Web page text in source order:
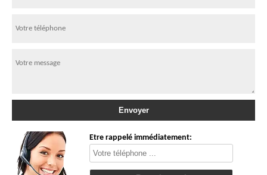
Etre rappelé immédiatement: